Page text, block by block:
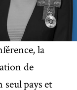
la
de
seul pays et